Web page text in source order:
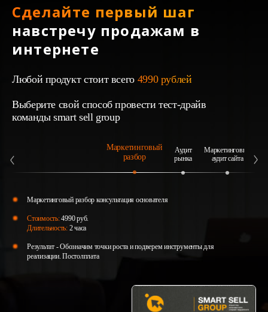
Сделайте первый шаг
навстречу продажам в
интернете
Любой продукт стоит всего 4990 рублей
Выберите свой способ провести тест-драйв
команды smart sell group
Маркетинговый
разбор
Аудит
рынка
Маркетинговый
аудит сайта
Маркетинговый разбор консультация основателя
Стоимость:4990 руб.
Длительность:2 часа
Результат - Обозначим точки роста и подверем инструменты для
реализации. Постолплата